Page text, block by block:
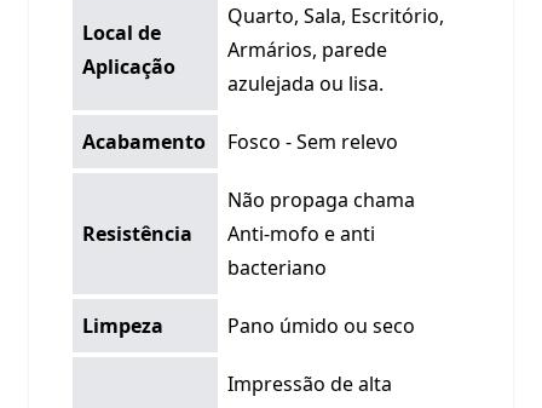
Local de
Aplicação
Quarto, Sala, Escritório,
Armários, parede
azulejada ou lisa.
Acabamento Fosco - Sem relevo
Resistência
Não propaga chama
Anti-mofo e anti
bacteriano
Limpeza Pano úmido ou seco
Impressão de alta